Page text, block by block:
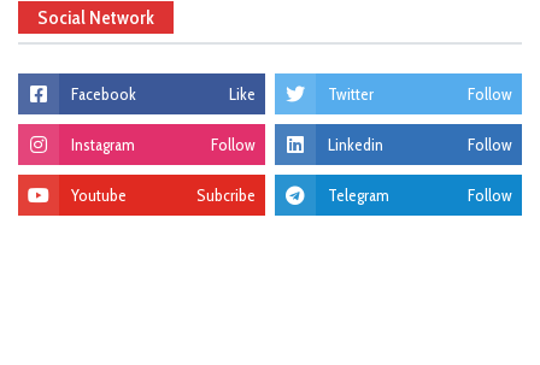
Social Network
Facebook Like Twitter Follow
Instagram Follow Linkedin Follow
Youtube Subcribe Telegram Follow